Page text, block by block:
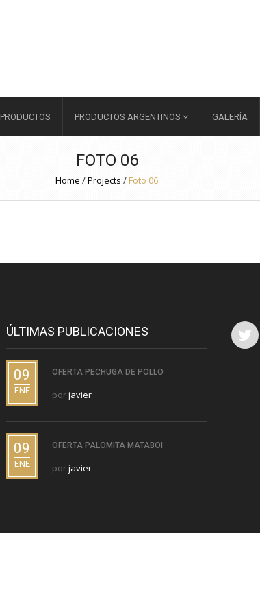
PRODUCTOS PRODUCTOS ARGENTINOS GALERÍA
FOTO 06
Home /Projects /Foto 06
ÚLTIMAS PUBLICACIONES
09
ENE
OFERTA PECHUGA DE POLLO
porjavier
09
ENE
OFERTA PALOMITA MATABOI
porjavier